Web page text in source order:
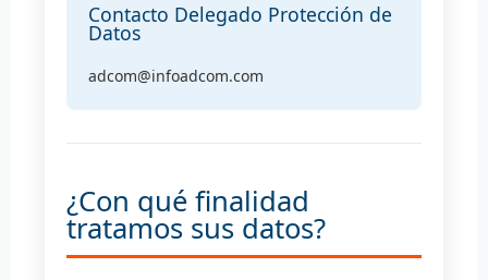
Contacto Delegado Protección de
Datos
adcom@infoadcom.com
¿Con qué finalidad
tratamos sus datos?